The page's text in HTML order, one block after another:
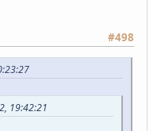
#498
19:42:21